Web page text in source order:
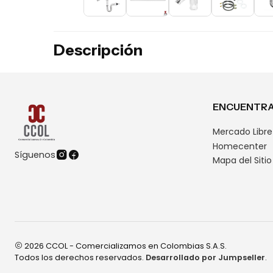
Descripción
Síguenos
Mercado Libre
Homecenter
Mapa del Sitio
2026 CCOL - Comercializamos en Colombias S.A.S.
Todos los derechos reservados. Desarrollado por Jumpseller.